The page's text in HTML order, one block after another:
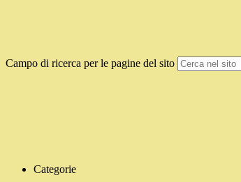
Campo di ricerca per le pagine del sito
Categorie